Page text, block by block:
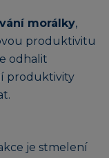
morálky,
produktivitu
odhalit
produktivity
je stmelení